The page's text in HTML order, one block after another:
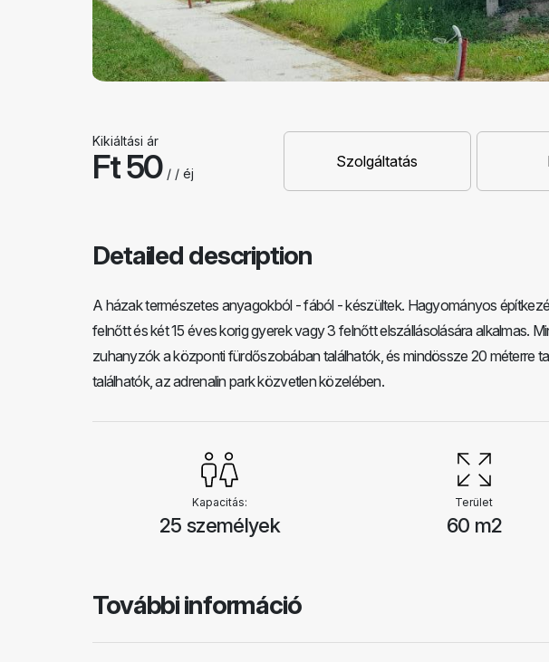
Kikiáltási ár
Ft 50/ / éj
Szolgáltatás
Detailed description
A házak természetes anyagokból - fából - készültek. Hagyományos
felnőtt és két 15 éves korig gyerek vagy 3 felnőtt elszállásolására alkalmas.
zuhanyzók a központi fürdőszobában találhatók, és mindössze 20 méterre
találhatók, az adrenalin park közvetlen közelében.
Kapacitás:
25 személyek
Terület
60 m2
További információ